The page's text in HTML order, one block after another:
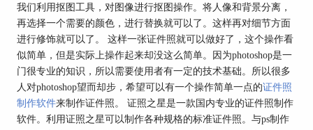
我们利用抠图工具，对图像进行抠图操作。将人像和背景分离，
再选择一个需要的颜色，进行替换就可以了。这样再对细节方面
进行修饰就可以了。 这样一张证件照就可以做好了，这个操作看
似简单，但是实际上操作起来却没这么简单。因为photoshop是一
门很专业的知识，所以需要使用者有一定的技术基础。所以很多
人对photoshop望而却步，希望可以有一个操作简单一点的证件照
制作软件来制作证件照。 证照之星是一款国内专业的证件照制作
软件。利用证照之星可以制作各种规格的标准证件照。与ps制作